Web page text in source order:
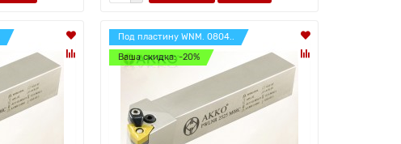
Под пластину WNM. 0804..
Ваша скидка: -20%